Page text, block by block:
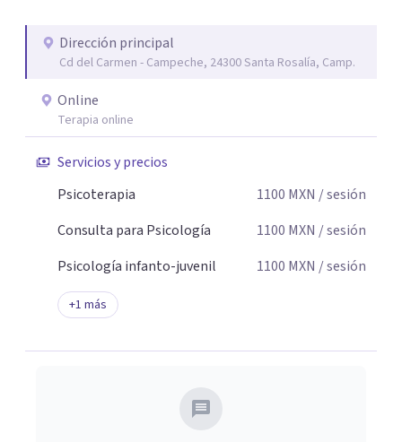
auténtica y comunicación clara y directa para darte
seguridad emocional y una dirección firme de tu proceso
de cambio.
Dirección principal
Cd del Carmen - Campeche, 24300 Santa Rosalía, Camp.
Online
Terapia online
Servicios y precios
Psicoterapia
1100 MXN / sesión
Consulta para Psicología
1100 MXN / sesión
Psicología infanto-juvenil
1100 MXN / sesión
+1 más